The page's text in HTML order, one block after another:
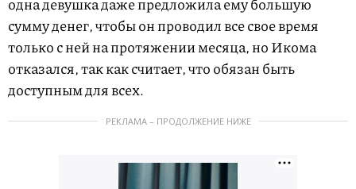
сумму денег, чтобы он проводил все свое время
только с ней на протяжении месяца, но Икома
отказался, так как считает, что обязан быть
доступным для всех.
РЕКЛАМА – ПРОДОЛЖЕНИЕ НИЖЕ